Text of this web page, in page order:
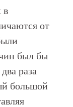
в
от
был бы
раза
большой